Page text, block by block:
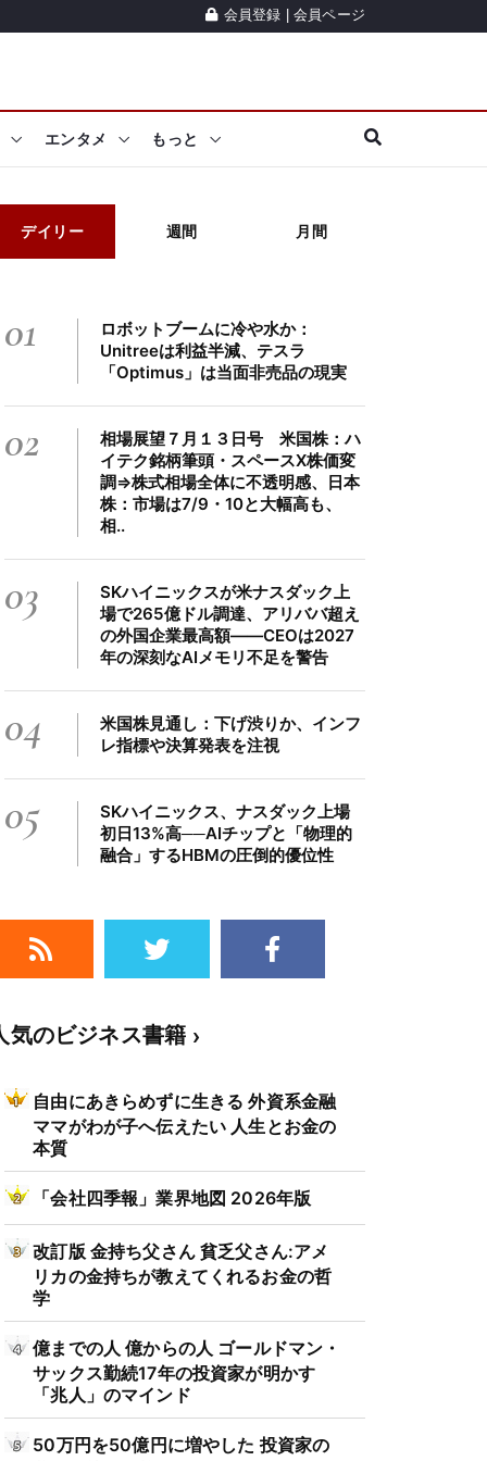
会員登録 会員ページ
エンタメ もっと
デイリー 週間 月間
01
ロボットブームに冷や水か：
Unitreeは利益半減、テスラ
「Optimus」は当面非売品の現実
02
相場展望７月１３日号 米国株：ハ
イテク銘柄筆頭・スペースX株価変
調⇒株式相場全体に不透明感、日本
株：市場は7/9・10と大幅高も、
相..
03
SKハイニックスが米ナスダック上
場で265億ドル調達、アリババ超え
の外国企業最高額――CEOは2027
年の深刻なAIメモリ不足を警告
04
米国株見通し：下げ渋りか、インフ
レ指標や決算発表を注視
05
SKハイニックス、ナスダック上場
初日13%高──AIチップと「物理的
融合」するHBMの圧倒的優位性
気のビジネス書籍
自由にあきらめずに生きる 外資系金融
ママがわが子へ伝えたい 人生とお金の
本質
「会社四季報」業界地図 2026年版
改訂版 金持ち父さん 貧乏父さん:アメ
リカの金持ちが教えてくれるお金の哲
学
億までの人 億からの人 ゴールドマン・
サックス勤続17年の投資家が明かす
「兆人」のマインド
50万円を50億円に増やした 投資家の